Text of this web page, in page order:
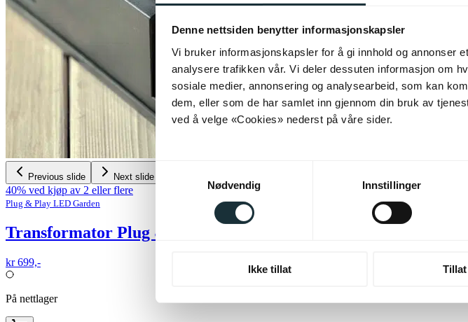
Denne nettsiden benytter informasjonskapsler
Vi bruker informasjonskapsler for å gi innhold og annonser
analysere trafikken vår. Vi deler dessuten informasjon om
sosiale medier, annonsering og analysearbeid, som kan
dem, eller som de har samlet inn gjennom din bruk av
ved å velge «Cookies» nederst på våre sider.
Nødvendig
Innstillinger
Ikke tillat
Previous slide Next slide
40% ved kjøp av 2 eller flere
Plug & Play LED Garden
Transformator Plug & Play 105W
kr 699,-
På nettlager